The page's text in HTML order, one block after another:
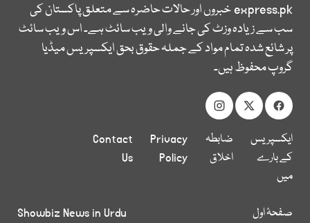
express.pkخبروں اور حالات حاضرہ سے متعلق پاکستان کی
سب سے زیادہ وزٹ کی جانے والی ویب سائٹ ہے۔ اس ویب سائٹ
پر شائع شدہ تمام مواد کے جملہ حقوق بحق ایکسپریس میڈیا
گروپ محفوظ ہیں۔
ایکسپریس
کے بارے
میں
ضابطہ
اخلاق
Privacy
Policy
Contact
Us
صفحۂ اول
Showbiz News in Urdu